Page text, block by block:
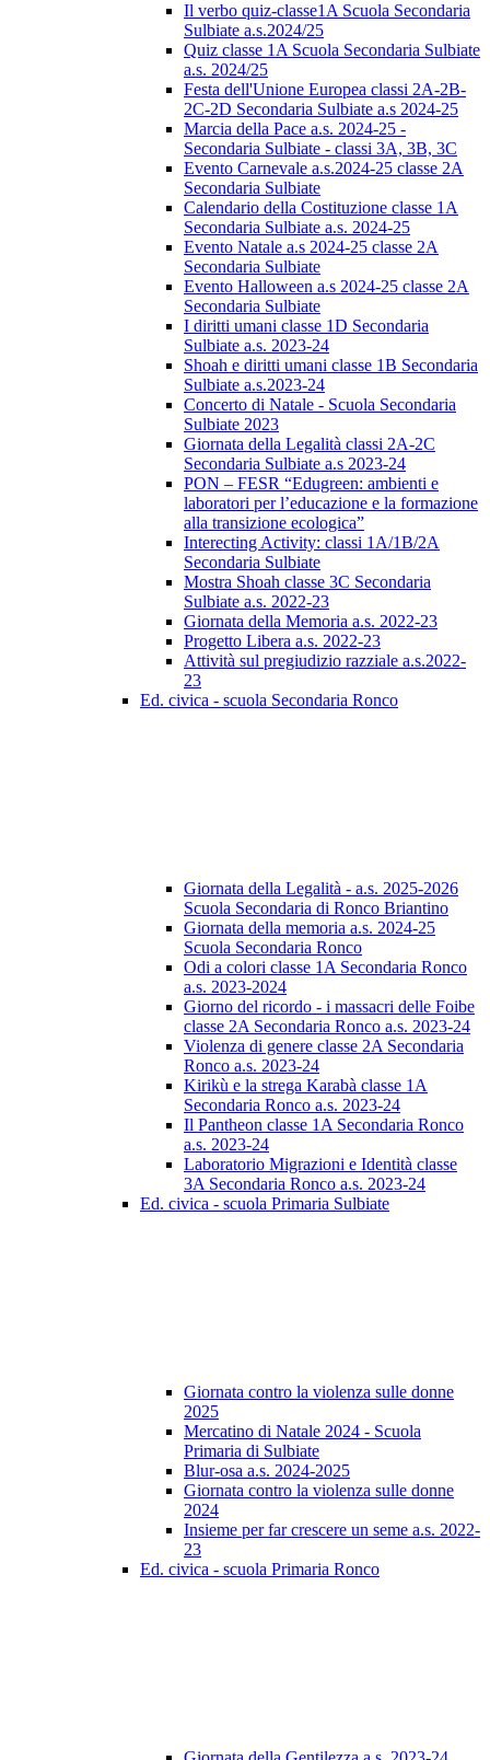
Il verbo quiz-classe1A Scuola Secondaria
Sulbiate a.s.2024/25
Quiz classe 1A Scuola Secondaria Sulbiate
a.s. 2024/25
Festa dell'Unione Europea classi 2A-2B-
2C-2D Secondaria Sulbiate a.s 2024-25
Marcia della Pace a.s. 2024-25 -
Secondaria Sulbiate - classi 3A, 3B, 3C
Evento Carnevale a.s.2024-25 classe 2A
Secondaria Sulbiate
Calendario della Costituzione classe 1A
Secondaria Sulbiate a.s. 2024-25
Evento Natale a.s 2024-25 classe 2A
Secondaria Sulbiate
Evento Halloween a.s 2024-25 classe 2A
Secondaria Sulbiate
I diritti umani classe 1D Secondaria
Sulbiate a.s. 2023-24
Shoah e diritti umani classe 1B Secondaria
Sulbiate a.s.2023-24
Concerto di Natale - Scuola Secondaria
Sulbiate 2023
Giornata della Legalità classi 2A-2C
Secondaria Sulbiate a.s 2023-24
PON – FESR “Edugreen: ambienti e
laboratori per l’educazione e la formazione
alla transizione ecologica”
Interecting Activity: classi 1A/1B/2A
Secondaria Sulbiate
Mostra Shoah classe 3C Secondaria
Sulbiate a.s. 2022-23
Giornata della Memoria a.s. 2022-23
Progetto Libera a.s. 2022-23
Attività sul pregiudizio razziale a.s.2022-
23
Ed. civica - scuola Secondaria Ronco
Giornata della Legalità - a.s. 2025-2026
Scuola Secondaria di Ronco Briantino
Giornata della memoria a.s. 2024-25
Scuola Secondaria Ronco
Odi a colori classe 1A Secondaria Ronco
a.s. 2023-2024
Giorno del ricordo - i massacri delle Foibe
classe 2A Secondaria Ronco a.s. 2023-24
Violenza di genere classe 2A Secondaria
Ronco a.s. 2023-24
Kirikù e la strega Karabà classe 1A
Secondaria Ronco a.s. 2023-24
Il Pantheon classe 1A Secondaria Ronco
a.s. 2023-24
Laboratorio Migrazioni e Identità classe
3A Secondaria Ronco a.s. 2023-24
Ed. civica - scuola Primaria Sulbiate
Giornata contro la violenza sulle donne
2025
Mercatino di Natale 2024 - Scuola
Primaria di Sulbiate
Blur-osa a.s. 2024-2025
Giornata contro la violenza sulle donne
2024
Insieme per far crescere un seme a.s. 2022-
23
Ed. civica - scuola Primaria Ronco